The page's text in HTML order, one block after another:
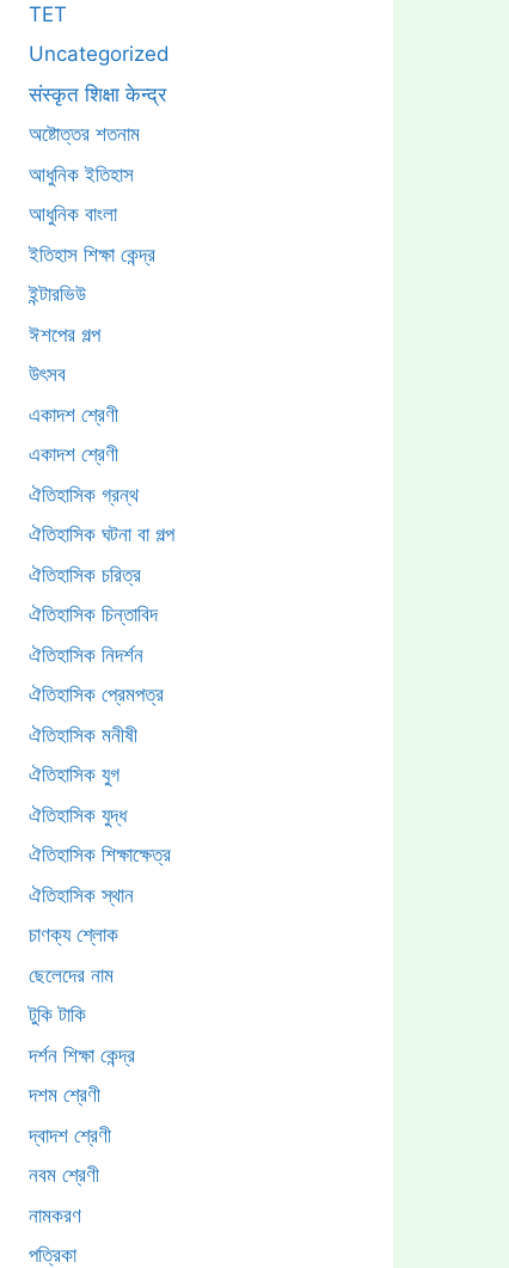
TET
Uncategorized
संस्कृत शिक्षा केन्द्र
অষ্টোত্তর শতনাম
আধুনিক ইতিহাস
আধুনিক বাংলা
ইতিহাস শিক্ষা কেন্দ্র
ইন্টারভিউ
ঈশপের গল্প
উৎসব
একাদশ শ্রেণী
একাদশ শ্রেণী
ঐতিহাসিক গ্রন্থ
ঐতিহাসিক ঘটনা বা গল্প
ঐতিহাসিক চরিত্র
ঐতিহাসিক চিন্তাবিদ
ঐতিহাসিক নিদর্শন
ঐতিহাসিক প্রেমপত্র
ঐতিহাসিক মনীষী
ঐতিহাসিক যুগ
ঐতিহাসিক যুদ্ধ
ঐতিহাসিক শিক্ষাক্ষেত্র
ঐতিহাসিক স্থান
চাণক্য শ্লোক
ছেলেদের নাম
টুকি টাকি
দর্শন শিক্ষা কেন্দ্র
দশম শ্রেণী
দ্বাদশ শ্রেণী
নবম শ্রেণী
নামকরণ
পত্রিকা